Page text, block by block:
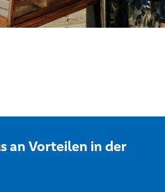
an Vorteilen in der